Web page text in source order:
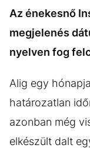
Az énekesnő
megjelenés
nyelven fog
Alig egy
határozatlan
azonban még
elkészült dalt